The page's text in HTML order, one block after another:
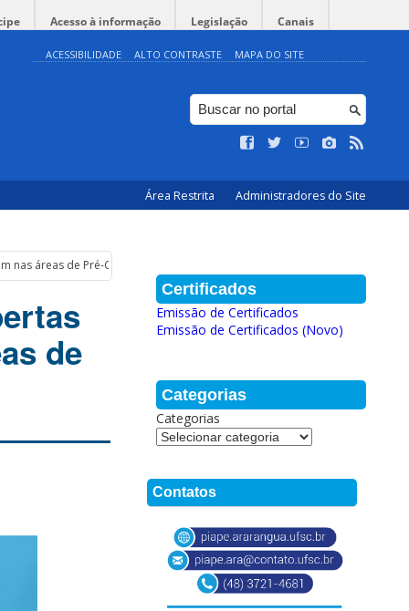
Acesso à informação Legislação Canais
ACESSIBILIDADE ALTO CONTRASTE MAPA DO SITE
Área Restrita Administradores do Site
áreas de Pré-Cálculo e Cálculo I, II e III.
de
Certificados
Emissão de Certificados
Emissão de Certificados (Novo)
Categorias
Categorias
Contatos